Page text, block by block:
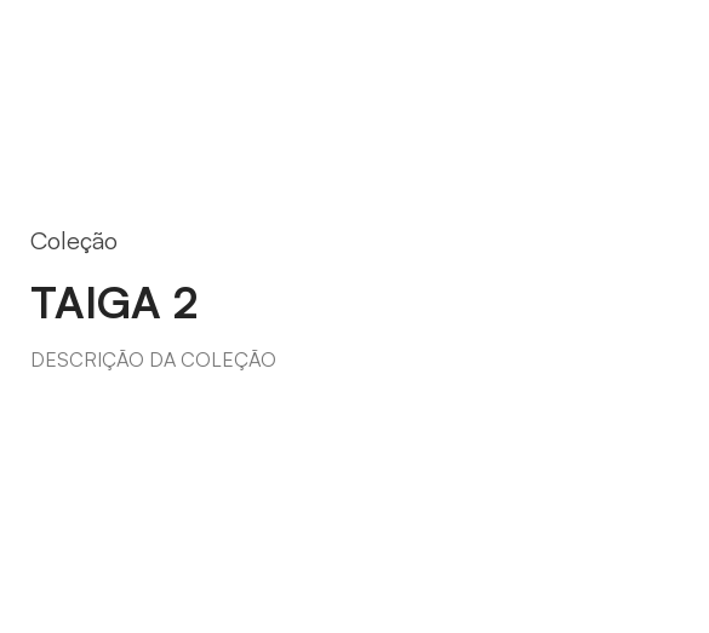
Coleção
TAIGA 2
DESCRIÇÃO DA COLEÇÃO